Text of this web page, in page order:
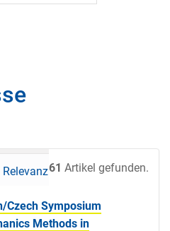
61 Artikel gefunden.
Relevanz Datum
Czech Symposium
Methods in